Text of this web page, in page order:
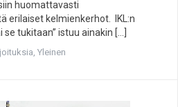
huomattavasti
erilaiset kelmienkerhot. IKL:n
se tukitaan” istuu ainakin […]
, Yleinen